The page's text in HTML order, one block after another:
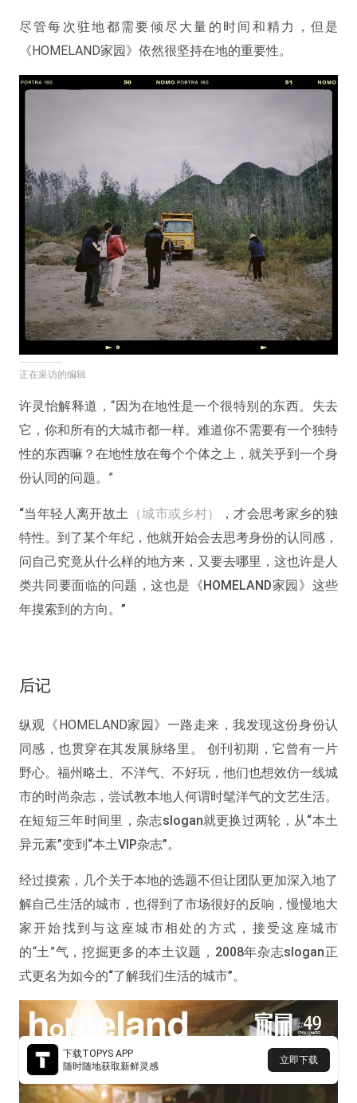
尽管每次驻地都需要倾尽大量的时间和精力，但是
《HOMELAND家园》依然很坚持在地的重要性。
正在采访的编辑
许灵怡解释道，“因为在地性是一个很特别的东西。失去
它，你和所有的大城市都一样。难道你不需要有一个独特
性的东西嘛？在地性放在每个个体之上，就关乎到一个身
份认同的问题。”
“当年轻人离开故土 （城市或乡村）
，才会思考家乡的独
特性。到了某个年纪，他就开始会去思考身份的认同感，
问自己究竟从什么样的地方来，又要去哪里，这也许是人
类共同要面临的问题，这也是《HOMELAND家园》这些
年摸索到的方向。”
后记
纵观《HOMELAND家园》一路走来，我发现这份身份认
同感，也贯穿在其发展脉络里。 创刊初期，它曾有一片
野心。福州略土、不洋气、不好玩，他们也想效仿一线城
市的时尚杂志，尝试教本地人何谓时髦洋气的文艺生活。
在短短三年时间里，杂志slogan就更换过两轮，从“本土
异元素”变到“本土VIP杂志”。
经过摸索，几个关于本地的选题不但让团队更加深入地了
解自己生活的城市，也得到了市场很好的反响，慢慢地大
家开始找到与这座城市相处的方式，接受这座城市
的“土”气，挖掘更多的本土议题， 2008年杂志slogan正
式更名为如今的“了解我们生活的城市”。
下载TOPYS APP
随时随地获取新鲜灵感
立即下载